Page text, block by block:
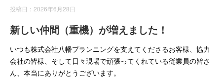
投稿日：2026年6月28日
新しい仲間（重機）が増えました！
いつも株式会社八幡プランニングを支えてくださるお客様、協力
会社の皆様、そして日々現場で頑張ってくれている従業員の皆さ
ん、本当にありがとうございます。